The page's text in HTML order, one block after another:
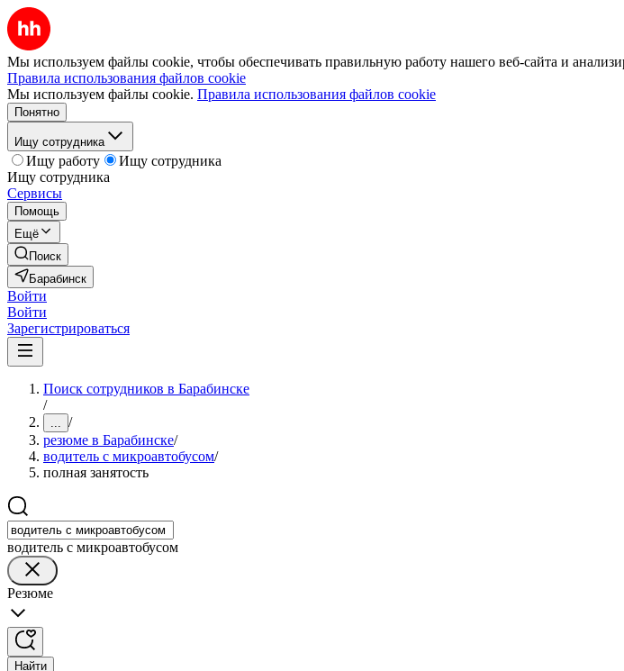
Мы используем файлы cookie, чтобы обеспечивать правильную работу нашего веб-сайта и
Правила использования файлов cookie
Мы используем файлы cookie. Правила использования файлов cookie
Понятно
Ищу сотрудника
Ищу работу
Ищу сотрудника
Ищу сотрудника
Сервисы
Помощь
Ещё
Поиск
Барабинск
Войти
Войти
Зарегистрироваться
Поиск сотрудников в Барабинске
/
... /
резюме в Барабинске/
водитель с микроавтобусом/
полная занятость
водитель с микроавтобусом
Резюме
Найти